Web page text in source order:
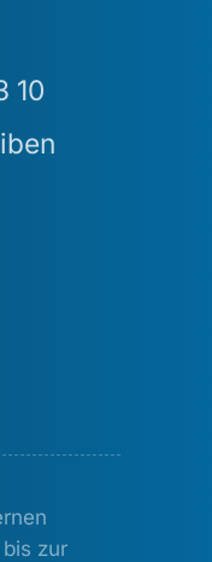
10
zur